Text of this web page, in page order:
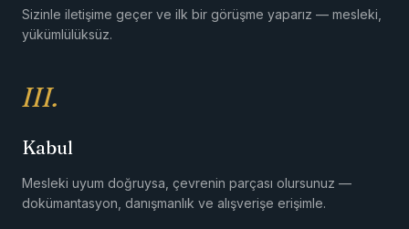
Sizinle iletişime geçer ve ilk bir görüşme yaparız — mesleki,
yükümlülüksüz.
III.
Kabul
Mesleki uyum doğruysa, çevrenin parçası olursunuz —
dokümantasyon, danışmanlık ve alışverişe erişimle.